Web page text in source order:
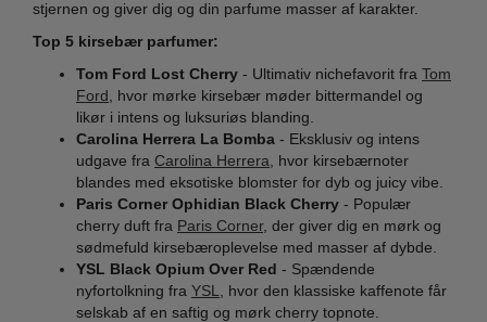
stjernen og giver dig og din parfume masser af karakter.
Top 5 kirsebær parfumer:
Tom Ford Lost Cherry - Ultimativ nichefavorit fra Tom
Ford , hvor mørke kirsebær møder bittermandel og
likør i intens og luksuriøs blanding.
Carolina Herrera La Bomba - Eksklusiv og intens
udgave fra Carolina Herrera , hvor kirsebærnoter
blandes med eksotiske blomster for dyb og juicy vibe.
Paris Corner Ophidian Black Cherry - Populær
cherry duft fra Paris Corner, der giver dig en mørk og
sødmefuld kirsebæroplevelse med masser af dybde.
YSL Black Opium Over Red - Spændende
nyfortolkning fra YSL
, hvor den klassiske kaffenote får
selskab af en saftig og mørk cherry topnote.